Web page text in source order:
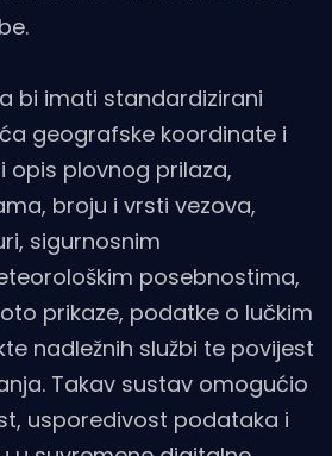
bi imati standardizirani
geografske koordinate i
opis plovnog prilaza,
broju i vrsti vezova,
sigurnosnim
posebnostima,
prikaze, podatke o lučkim
nadležnih službi te povijest
Takav sustav omogućio
usporedivost podataka i